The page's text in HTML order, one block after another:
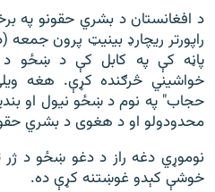
د افغانستان د بشري حقونو په
پاڼه کې په کابل کې د ښځو د
خواشیني څرګنده کړې. هغه
حجاب" په نوم د ښځو نیول او
محدودولو او د هغوی د بشري
نوموړي دغه راز د دغو ښځو د ژر
خوشې کېدو غوښتنه کړې ده.